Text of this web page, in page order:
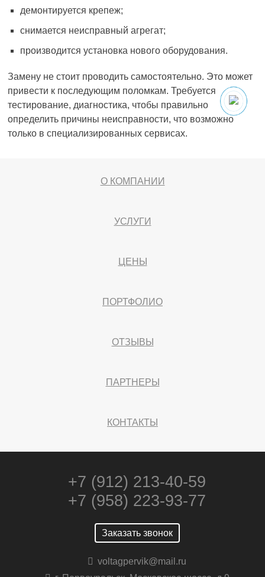
демонтируется крепеж;
снимается неисправный агрегат;
производится установка нового оборудования.
Замену не стоит проводить самостоятельно. Это может
привести к последующим поломкам. Требуется
тестирование, диагностика, чтобы правильно
определить причины неисправности, что возможно
только в специализированных сервисах.
О КОМПАНИИ
УСЛУГИ
ЦЕНЫ
ПОРТФОЛИО
ОТЗЫВЫ
ПАРТНЕРЫ
КОНТАКТЫ
+7 (912) 213-40-59
+7 (958) 223-93-77
Заказать звонок
voltagpervik@mail.ru